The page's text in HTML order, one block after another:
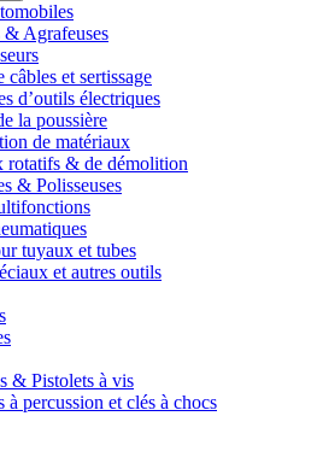
& Agrafeuses
câbles et sertissage
d’outils électriques
la poussière
de matériaux
rotatifs & de démolition
& Polisseuses
tuyaux et tubes
et autres outils
& Pistolets à vis
à percussion et clés à chocs